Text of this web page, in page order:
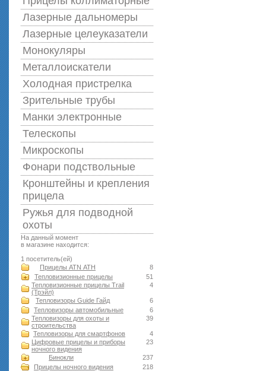
Лазерные дальномеры
Лазерные целеуказатели
Монокуляры
Металлоискатели
Холодная пристрелка
Зрительные трубы
Манки электронные
Телескопы
Микроскопы
Фонари подствольные
Кронштейны и крепления
прицела
Ружья для подводной
оxоты
На данный момент
в магазине находится:
1 посетитель(ей)
8
Прицелы ATN АТН
51
Тепловизионные прицелы
4
Тепловизионные прицелы Trail
(Трэйл)
6
Тепловизоры Guide Гайд
6
Тепловизоры автомобильные
39
Тепловизоры для охоты и
строительства
4
Тепловизоры для смартфонов
23
Цифровые прицелы и приборы
ночного видения
237
Бинокли
218
Прицелы ночного видения